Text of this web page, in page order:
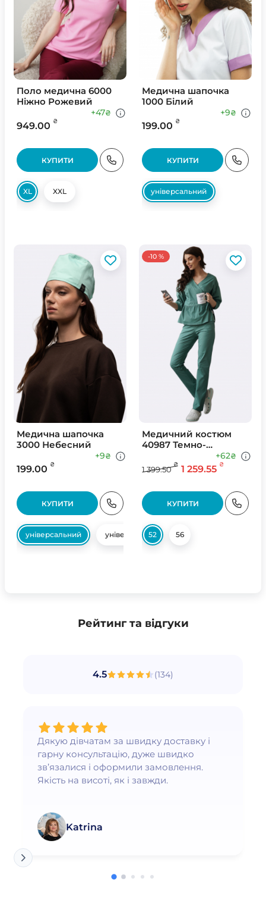
Поло медична 6000
Ніжно Рожевий
949.00 ₴
+47₴
КУПИТИ
XL XXL
Медична шапочка
1000 Білий
199.00 ₴
+9₴
КУПИТИ
універсальний
Медична шапочка
3000 Небесний
199.00 ₴
+9₴
КУПИТИ
універсальний універсальний
-10 %
Медичний костюм
40987 Темно-
1 399.50
₴ 1 259.55 ₴
+62₴
КУПИТИ
52 56
Рейтинг та відгуки
4.5 (134)
Дякую дівчатам за швидку доставку і
гарну консультацію, дуже швидко
зв’язалися і оформили замовлення.
Якість на висоті, як і завжди.
Katrina